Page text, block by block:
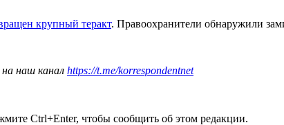
крупный теракт. Правоохранители обнаружили
наш канал https://t.me/korrespondentnet
Ctrl+Enter, чтобы сообщить об этом редакции.